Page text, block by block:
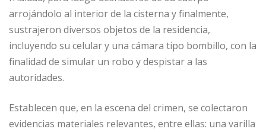
arrojándolo al interior de la cisterna y finalmente,
sustrajeron diversos objetos de la residencia,
incluyendo su celular y una cámara tipo bombillo, con la
finalidad de simular un robo y despistar a las
autoridades.
Establecen que, en la escena del crimen, se colectaron
evidencias materiales relevantes, entre ellas: una varilla